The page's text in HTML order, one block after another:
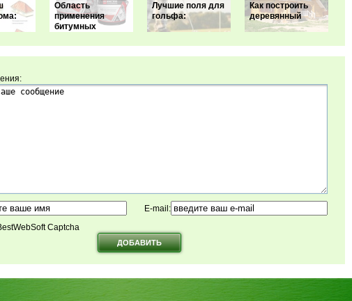
Область
применения
битумных
Лучшие поля для
гольфа:
Как построить
деревянный
E-mail:
Captcha